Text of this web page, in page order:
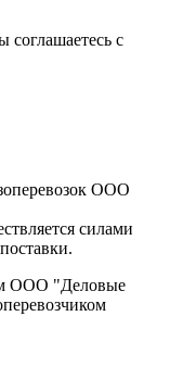
соглашаетесь с
ООО
силами
ООО "Деловые